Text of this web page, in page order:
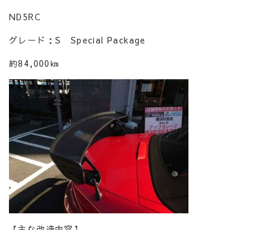
ND5RC
グレード：S Special Package
約84,000㎞